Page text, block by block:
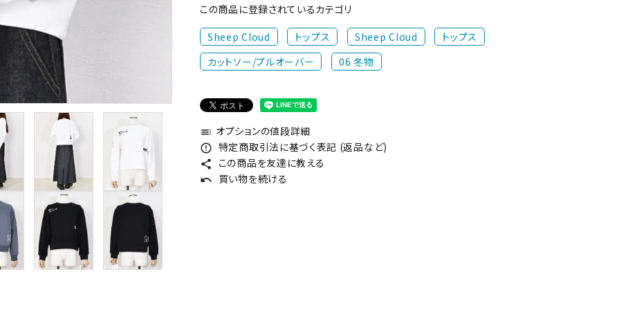
この商品に登録されているカテゴリ
Sheep Cloud
トップス Sheep Cloud
トップス
カットソー/プルオーバー
06 冬物
toc オプションの値段詳細
error_outline 特定商取引法に基づく表記 (返品など)
share この商品を友達に教える
undo 買い物を続ける